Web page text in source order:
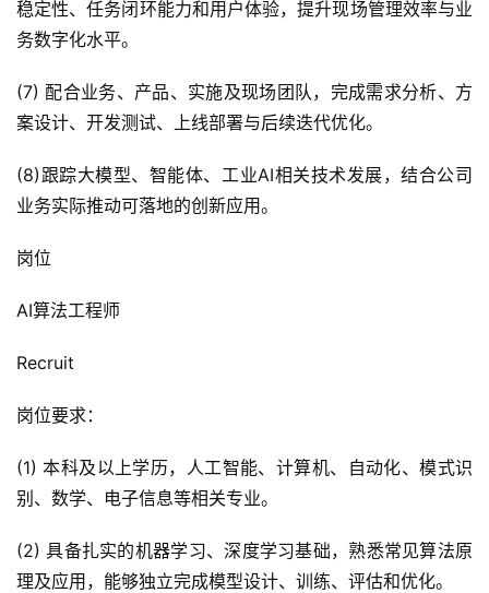
稳定性、任务闭环能力和用户体验，提升现场管理效率与业
务数字化水平。
(7) 配合业务、产品、实施及现场团队，完成需求分析、方
案设计、开发测试、上线部署与后续迭代优化。
(8)跟踪大模型、智能体、工业AI相关技术发展，结合公司
业务实际推动可落地的创新应用。
岗位
AI算法工程师
Recruit
岗位要求：
(1) 本科及以上学历，人工智能、计算机、自动化、模式识
别、数学、电子信息等相关专业。
(2) 具备扎实的机器学习、深度学习基础，熟悉常见算法原
理及应用，能够独立完成模型设计、训练、评估和优化。